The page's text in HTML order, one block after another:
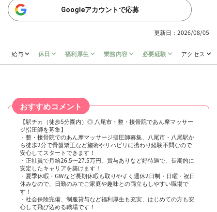
Googleアカウントで応募
更新日：2026/08/05
給与 休日 福利厚生 業務内容 必要経験 アクセス
おすすめコメント
【駅チカ（徒歩5分圏内）◎ 八尾市・整・接骨院であん摩マッサー
ジ指圧師を募集】
・整・接骨院でのあん摩マッサージ指圧師募集、八尾市・八尾駅か
ら徒歩2分で骨盤矯正など施術やリハビリに携わり経験不問なので
安心してスタートできます！
・正社員で月給26.5〜27.5万円、賞与ありなど好待遇で、長期的に
安定したキャリアを築けます！
・夏季休暇・GWなど長期休暇も取りやすく週休2日制・日曜・祝日
休みなので、日勤のみでご家庭や趣味との両立もしやすい職場で
す！
・社会保険完備、制服貸与など福利厚生も充実、はじめての方も安
心して飛び込める職場です！